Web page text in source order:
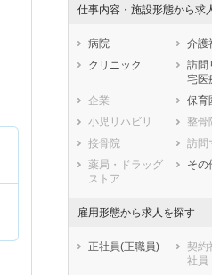
石川県
福井県
静岡県
愛知県
兵庫県
奈良県
鳥取県
島根県
広島県
山口県
香川県
愛媛県
熊本県
大分県
仕事内容・施設形態から求
病院
介護
クリニック
訪問
宅医
企業
保育
小児リハビリ
整骨
接骨院
訪問
薬局・ドラッグ
ストア
その
雇用形態から求人を探す
正社員(正職員)
契約
社員